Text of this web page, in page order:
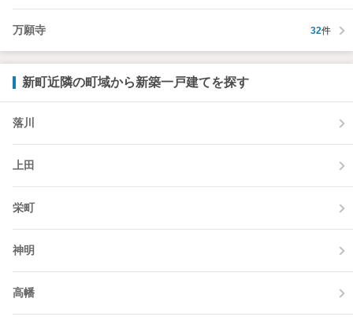
万願寺 32件
新町近隣の町域から新築一戸建てを探す
落川
上田
栄町
神明
高幡